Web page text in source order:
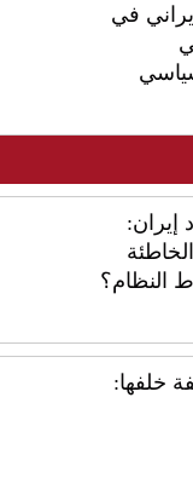
في
إيران:
النظام؟
خلفها: